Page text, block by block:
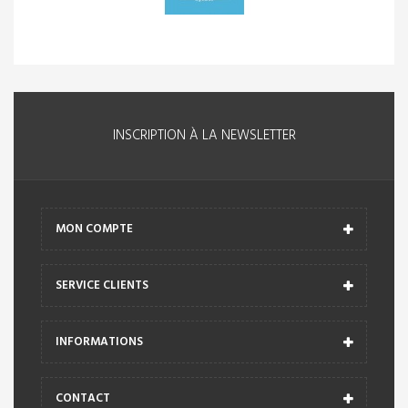
INSCRIPTION À LA NEWSLETTER
MON COMPTE
SERVICE CLIENTS
INFORMATIONS
CONTACT